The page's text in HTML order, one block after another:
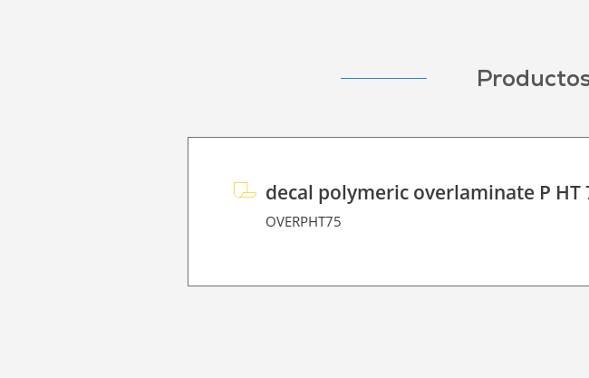
decal polymeric overlaminate P HT
OVERPHT75